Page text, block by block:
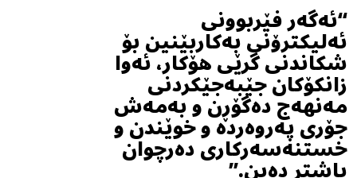
“ئەگەر فێربوونی
ئەلیکترۆنی بەکاربێنین بۆ
شکاندنی ‌گرێی هۆکار، ئەوا
زانکۆکان جێبەجێکردنی
مەنهەج دەگۆڕن و بەمەش
جۆرى پەروەردە و خوێندن و
خستنەسەرکاری دەرچوان